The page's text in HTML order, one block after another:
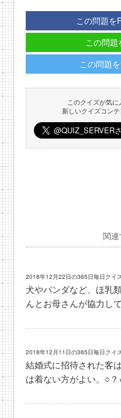
この問題を
この問題
この問題
このクイズが気に
新しいクイズコン
関
2018年12月22日の365日毎日クイ
犬やパンダなど、ほ乳
んとお母さんが協力し
2018年12月11日の365日毎日クイ
結婚式に招待された客
は着ない方がよい。○？